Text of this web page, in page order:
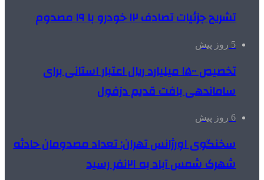
تشریح جزئیات تصادف ۱۲ خودرو با ۱۹ مصدوم
5 روز پیش
تخصیص ۱۵۰۰ میلیارد ریال اعتبار استانی برای
ساماندهی بافت قدیم دزفول
6 روز پیش
سخنگوی اورژانس تهران: تعداد مصدومان حادثه
شهرک شمس آباد به ۲۱نفر رسید